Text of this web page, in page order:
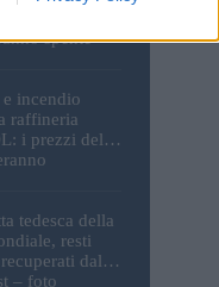
spente
incendio
raffineria
i prezzi del
tedesca della
resti
dal
– foto